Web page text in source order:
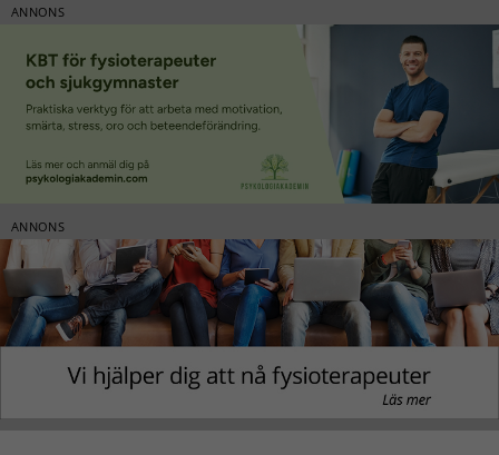
ANNONS
ANNONS